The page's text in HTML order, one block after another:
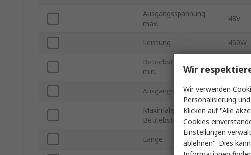
Ausgangsspannung
max.
48V
Leistung 450W
Betriebstemperatur
min.
-40°C
Ausgangsstrom 9.4A
Maximale
Betriebstemperatur
80°C
Länge
Wir
Wir verwenden
Personalisierung
Klicken auf "Alle
Cookies
Einstellungen
ablehnen". Dies